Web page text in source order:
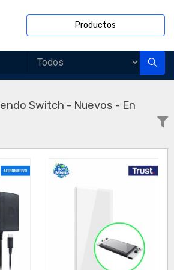
Productos
Switch - Nuevos - En